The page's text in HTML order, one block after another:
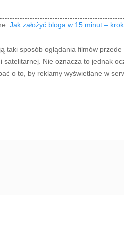
Jak założyć bloga w 15 minut –
taki sposób oglądania filmów
Nie oznacza to jednak
o to, by reklamy wyświetlane w